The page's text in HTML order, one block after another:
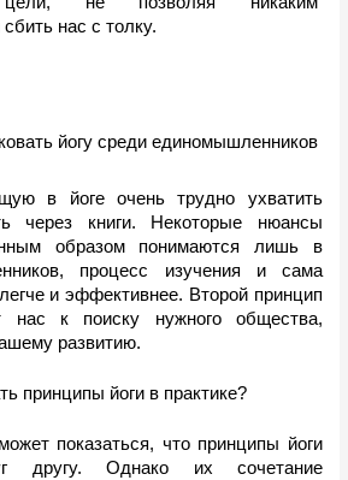
нас с толку.
йогу среди единомышленников
в йоге очень трудно ухватить
через книги. Некоторые нюансы
образом понимаются лишь в
процесс изучения и сама
и эффективнее. Второй принцип
нас к поиску нужного общества,
развитию.
принципы йоги в практике?
показаться, что принципы йоги
другу. Однако их сочетание